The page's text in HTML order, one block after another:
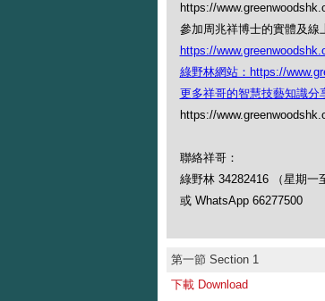
https://
參加周兆祥博士的實體及線
https://
綠野林網站：https://
更多祥哥的智慧技藝知識分
https://
聯絡祥哥：
綠野林 34282416 （星期一
或 WhatsApp 66277500
第一節 Section 1
下載 Download